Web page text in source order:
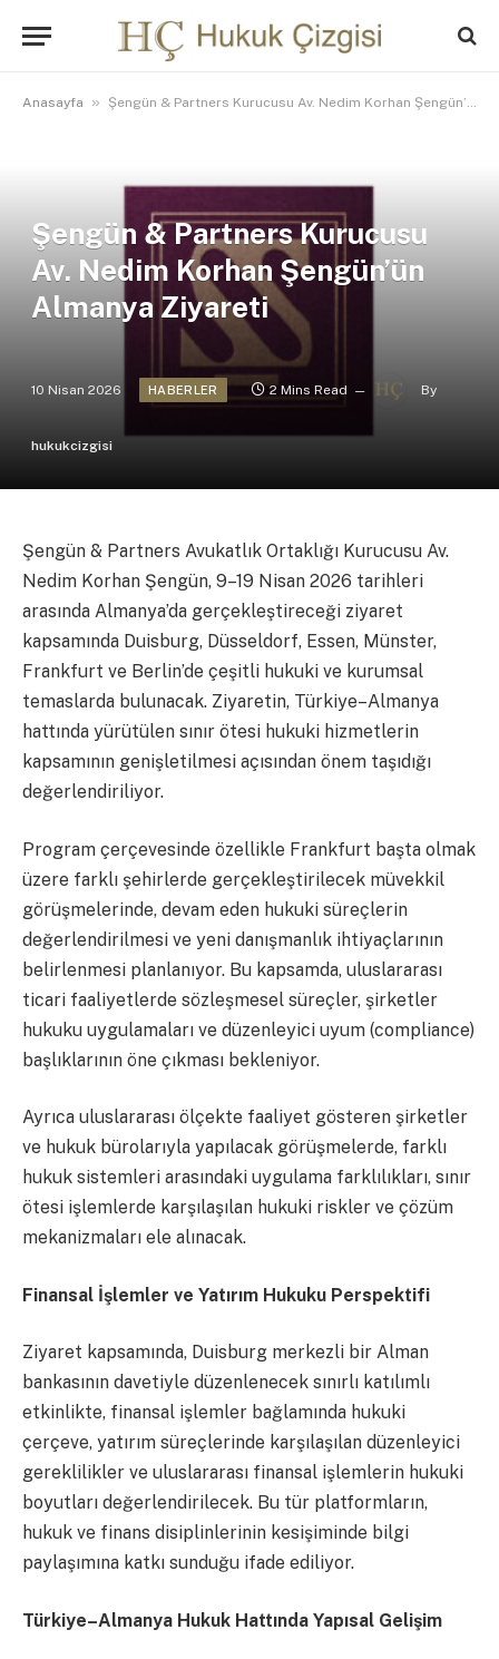
Anasayfa » Şengün & Partners Kurucusu Av. Nedim Korhan Şengün’ün Almanya Ziyareti
Şengün & Partners Kurucusu
Av. Nedim Korhan Şengün’ün
Almanya Ziyareti
10 Nisan 2026 HABERLER 2 Mins Read By
hukukcizgisi
Şengün & Partners Avukatlık Ortaklığı Kurucusu Av.
Nedim Korhan Şengün, 9–19 Nisan 2026 tarihleri
arasında Almanya’da gerçekleştireceği ziyaret
kapsamında Duisburg, Düsseldorf, Essen, Münster,
Frankfurt ve Berlin’de çeşitli hukuki ve kurumsal
temaslarda bulunacak. Ziyaretin, Türkiye–Almanya
hattında yürütülen sınır ötesi hukuki hizmetlerin
kapsamının genişletilmesi açısından önem taşıdığı
değerlendiriliyor.
Program çerçevesinde özellikle Frankfurt başta olmak
üzere farklı şehirlerde gerçekleştirilecek müvekkil
görüşmelerinde, devam eden hukuki süreçlerin
değerlendirilmesi ve yeni danışmanlık ihtiyaçlarının
belirlenmesi planlanıyor. Bu kapsamda, uluslararası
ticari faaliyetlerde sözleşmesel süreçler, şirketler
hukuku uygulamaları ve düzenleyici uyum (compliance)
başlıklarının öne çıkması bekleniyor.
Ayrıca uluslararası ölçekte faaliyet gösteren şirketler
ve hukuk bürolarıyla yapılacak görüşmelerde, farklı
hukuk sistemleri arasındaki uygulama farklılıkları, sınır
ötesi işlemlerde karşılaşılan hukuki riskler ve çözüm
mekanizmaları ele alınacak.
Finansal İşlemler ve Yatırım Hukuku Perspektifi
Ziyaret kapsamında, Duisburg merkezli bir Alman
bankasının davetiyle düzenlenecek sınırlı katılımlı
etkinlikte, finansal işlemler bağlamında hukuki
çerçeve, yatırım süreçlerinde karşılaşılan düzenleyici
gereklilikler ve uluslararası finansal işlemlerin hukuki
boyutları değerlendirilecek. Bu tür platformların,
hukuk ve finans disiplinlerinin kesişiminde bilgi
paylaşımına katkı sunduğu ifade ediliyor.
Türkiye–Almanya Hukuk Hattında Yapısal Gelişim